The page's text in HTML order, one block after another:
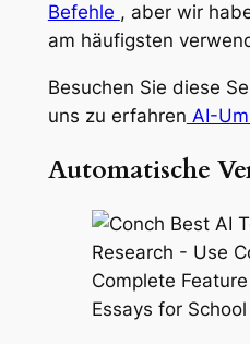
Befehle , aber wir
am häufigsten
Besuchen Sie diese
uns zu erfahren AI-
Automatische